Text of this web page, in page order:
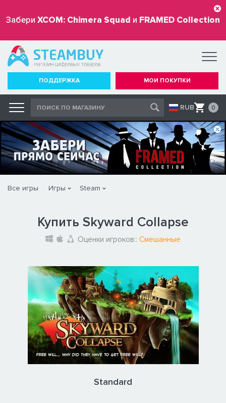
Забери XCOM: Chimera Squad и FRAMED Collection
бесплатно
ПОДДЕРЖКА МОИ ПОКУПКИ
RUB 0
Все игры Игры Steam
Купить Skyward Collapse
Оценки игроков:: Смешанные
Standard